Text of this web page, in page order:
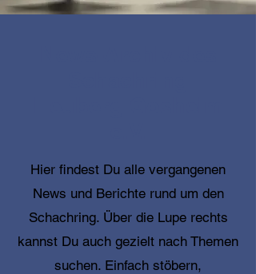
Hier findest Du alle vergangenen
News und Berichte rund um den
Schachring. Über die Lupe rechts
kannst Du auch gezielt nach Themen
suchen. Einfach stöbern,